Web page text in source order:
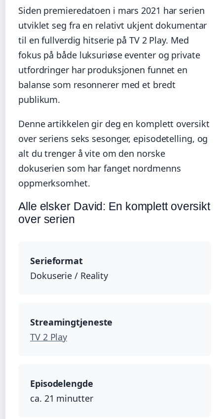
Siden premieredatoen i mars 2021 har serien
utviklet seg fra en relativt ukjent dokumentar
til en fullverdig hitserie på TV 2 Play. Med
fokus på både luksuriøse eventer og private
utfordringer har produksjonen funnet en
balanse som resonnerer med et bredt
publikum.
Denne artikkelen gir deg en komplett oversikt
over seriens seks sesonger, episodetelling, og
alt du trenger å vite om den norske
dokuserien som har fanget nordmenns
oppmerksomhet.
Alle elsker David: En komplett oversikt
over serien
Serieformat
Dokuserie / Reality
Streamingtjeneste
TV 2 Play
Episodelengde
ca. 21 minutter